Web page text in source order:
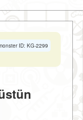
ID: KG-2299